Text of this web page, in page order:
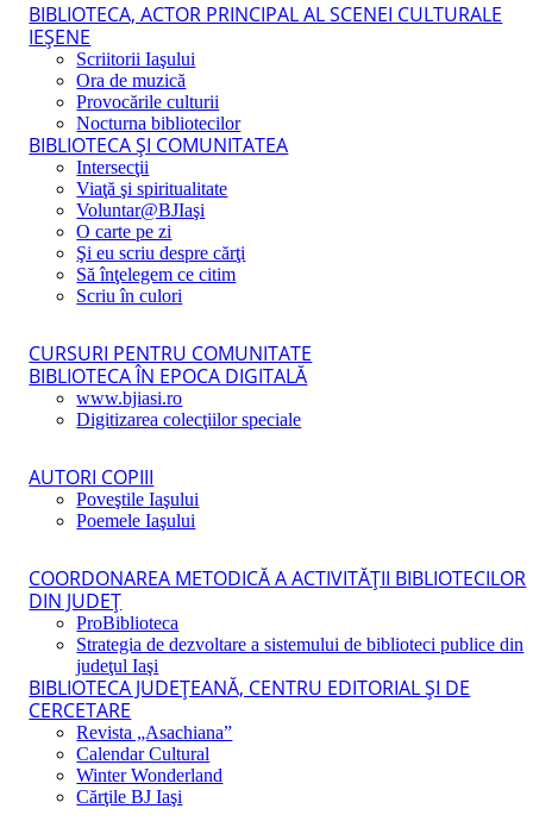
BIBLIOTECA, ACTOR PRINCIPAL AL SCENEI CULTURALE
IEŞENE
Scriitorii Iaşului
Ora de muzică
Provocările culturii
Nocturna bibliotecilor
BIBLIOTECA ŞI COMUNITATEA
Intersecţii
Viaţă şi spiritualitate
Voluntar@BJIaşi
O carte pe zi
Şi eu scriu despre cărţi
Să înţelegem ce citim
Scriu în culori
CURSURI PENTRU COMUNITATE
BIBLIOTECA ÎN EPOCA DIGITALĂ
www.bjiasi.ro
Digitizarea colecţiilor speciale
AUTORI COPIII
Poveştile Iaşului
Poemele Iaşului
COORDONAREA METODICĂ A ACTIVITĂŢII BIBLIOTECILOR
DIN JUDEŢ
ProBiblioteca
Strategia de dezvoltare a sistemului de biblioteci publice din
judeţul Iaşi
BIBLIOTECA JUDEŢEANĂ, CENTRU EDITORIAL ŞI DE
CERCETARE
Revista „Asachiana”
Calendar Cultural
Winter Wonderland
Cărţile BJ Iaşi